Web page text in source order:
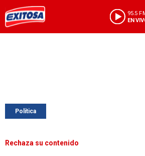
95.5
EN
Política
Rechaza su contenido